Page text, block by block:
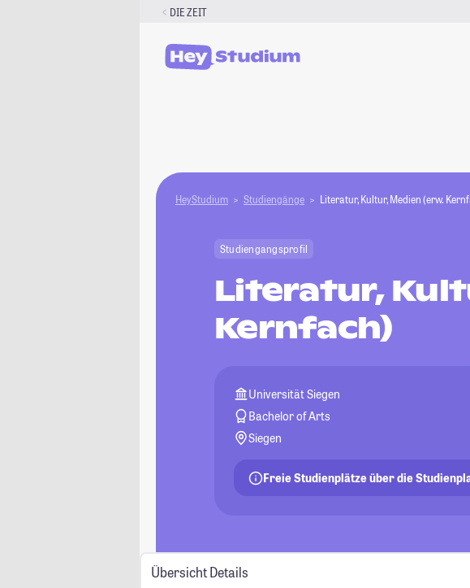
DIE ZEIT
HeyStudium Studiengänge Literatur, Kultur, Medien (erw.
Studiengangsprofil
Literatur,
Kernfach)
Universität Siegen
Bachelor of Arts
Siegen
Freie Studienplätze über die
Übersicht Details